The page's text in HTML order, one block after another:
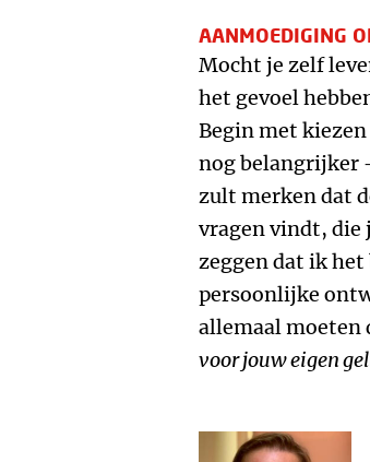
AANMOEDIGING
Mocht je zelf
het gevoel
Begin met
nog belangrijker
zult merken dat
vragen vindt, die
zeggen dat ik
persoonlijke
allemaal moeten
voor jouw eigen